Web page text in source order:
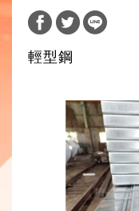
輕型鋼